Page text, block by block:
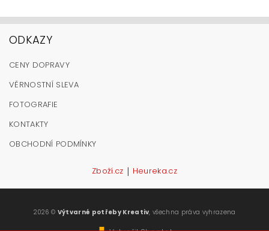
ODKAZY
CENY DOPRAVY
VĚRNOSTNÍ SLEVA
FOTOGRAFIE
KONTAKTY
OBCHODNÍ PODMÍNKY
Zboží.cz | Heureka.cz
2026 © Výtvarné potřeby Kreativ, všechna práva vyhrazena